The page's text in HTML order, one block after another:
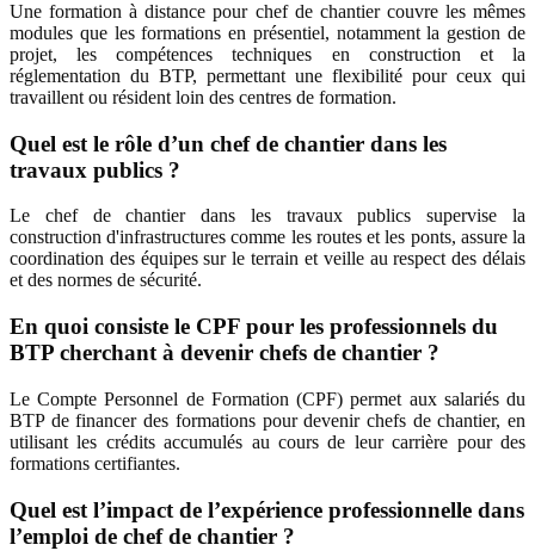
Une formation à distance pour chef de chantier couvre les mêmes
modules que les formations en présentiel, notamment la gestion de
projet, les compétences techniques en construction et la
réglementation du BTP, permettant une flexibilité pour ceux qui
travaillent ou résident loin des centres de formation.
Quel est le rôle d’un chef de chantier dans les
travaux publics ?
Le chef de chantier dans les travaux publics supervise la
construction d'infrastructures comme les routes et les ponts, assure la
coordination des équipes sur le terrain et veille au respect des délais
et des normes de sécurité.
En quoi consiste le CPF pour les professionnels du
BTP cherchant à devenir chefs de chantier ?
Le Compte Personnel de Formation (CPF) permet aux salariés du
BTP de financer des formations pour devenir chefs de chantier, en
utilisant les crédits accumulés au cours de leur carrière pour des
formations certifiantes.
Quel est l’impact de l’expérience professionnelle dans
l’emploi de chef de chantier ?